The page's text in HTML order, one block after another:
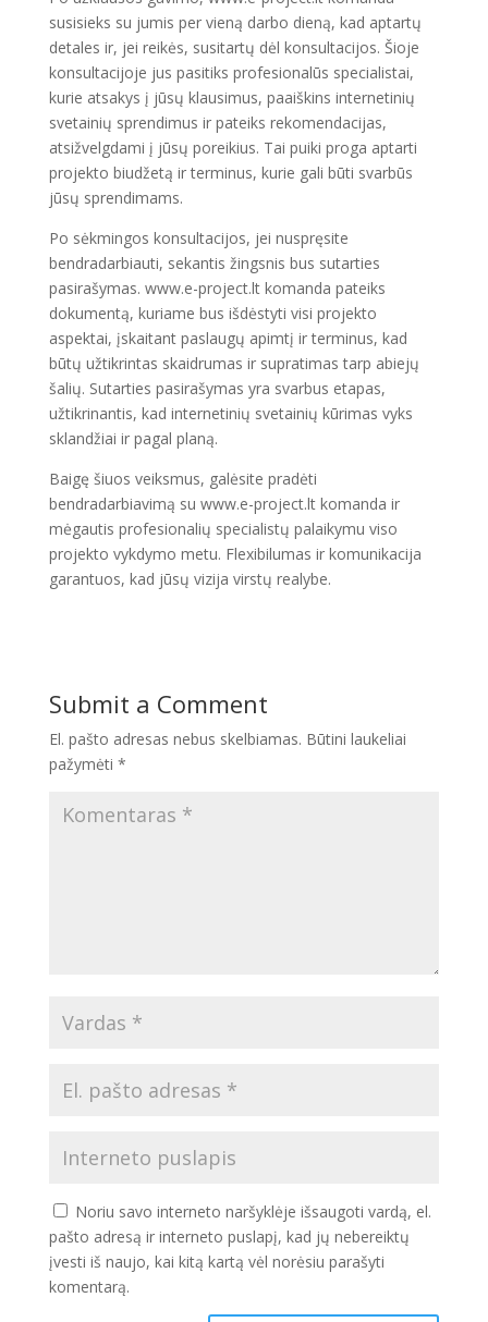
susisieks su jumis per vieną darbo dieną, kad aptartų
detales ir, jei reikės, susitartų dėl konsultacijos. Šioje
konsultacijoje jus pasitiks profesionalūs specialistai,
kurie atsakys į jūsų klausimus, paaiškins internetinių
svetainių sprendimus ir pateiks rekomendacijas,
atsižvelgdami į jūsų poreikius. Tai puiki proga aptarti
projekto biudžetą ir terminus, kurie gali būti svarbūs
jūsų sprendimams.
Po sėkmingos konsultacijos, jei nuspręsite
bendradarbiauti, sekantis žingsnis bus sutarties
pasirašymas. www.e-project.lt komanda pateiks
dokumentą, kuriame bus išdėstyti visi projekto
aspektai, įskaitant paslaugų apimtį ir terminus, kad
būtų užtikrintas skaidrumas ir supratimas tarp abiejų
šalių. Sutarties pasirašymas yra svarbus etapas,
užtikrinantis, kad internetinių svetainių kūrimas vyks
sklandžiai ir pagal planą.
Baigę šiuos veiksmus, galėsite pradėti
bendradarbiavimą su www.e-project.lt komanda ir
mėgautis profesionalių specialistų palaikymu viso
projekto vykdymo metu. Flexibilumas ir komunikacija
garantuos, kad jūsų vizija virstų realybe.
Submit a Comment
El. pašto adresas nebus skelbiamas. Būtini laukeliai
pažymėti *
Noriu savo interneto naršyklėje išsaugoti vardą, el.
pašto adresą ir interneto puslapį, kad jų nebereiktų
įvesti iš naujo, kai kitą kartą vėl norėsiu parašyti
komentarą.